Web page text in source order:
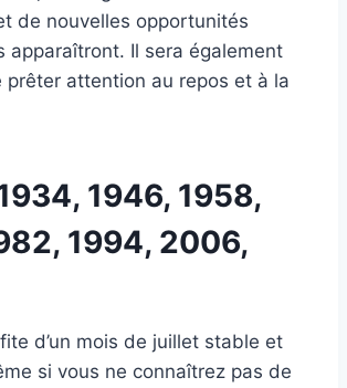
de nouvelles opportunités
apparaîtront. Il sera également
prêter attention au repos et à la
1946, 1958,
1994, 2006,
d’un mois de juillet stable et
si vous ne connaîtrez pas de